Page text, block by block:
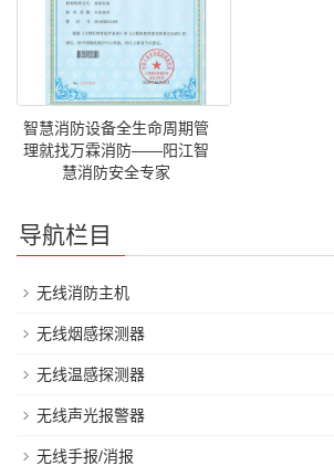
智慧消防设备全生命周期管
理就找万霖消防——阳江智
慧消防安全专家
导航栏目
无线消防主机
无线烟感探测器
无线温感探测器
无线声光报警器
无线手报/消报